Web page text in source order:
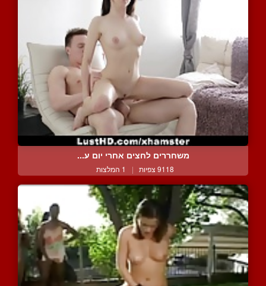
משחררים לחצים אחרי יום ע...
9118 צפיות | 1 המלצות